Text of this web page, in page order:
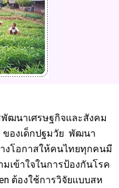
ฒนาเศรษฐกิจและสังคม
ของเด็กปฐมวัย พัฒนา
งโอกาสให้คนไทยทุกคนมี
เข้าใจในการป้องกันโรค
ต้องใช้การวิจัยแบบสห